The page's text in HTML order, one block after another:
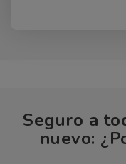
Seguro a
nuevo: